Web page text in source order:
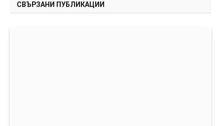
СВЪРЗАНИ ПУБЛИКАЦИИ